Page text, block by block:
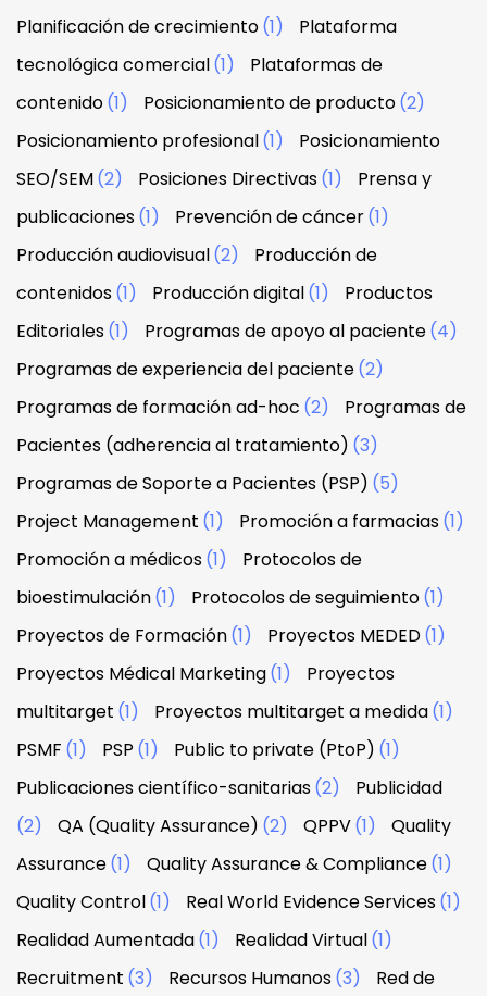
Planificación de crecimiento(1)
Plataforma
tecnológica comercial(1)
Plataformas de
contenido(1) Posicionamiento de producto(2)
Posicionamiento profesional(1)
Posicionamiento
SEO/SEM(2) Posiciones Directivas(1)
Prensa y
publicaciones(1) Prevención de cáncer(1)
Producción audiovisual(2)
Producción de
contenidos(1) Producción digital(1)
Productos
Editoriales(1) Programas de apoyo al paciente(4)
Programas de experiencia del paciente(2)
Programas de formación ad-hoc (2)
Programas de
Pacientes (adherencia al tratamiento) (3)
Programas de Soporte a Pacientes (PSP) (5)
Project Management (1) Promoción a farmacias(1)
Promoción a médicos(1)
Protocolos de
bioestimulación(1) Protocolos de seguimiento(1)
Proyectos de Formación(1) Proyectos MEDED(1)
Proyectos Médical Marketing(1)
Proyectos
multitarget (1) Proyectos multitarget a medida(1)
PSMF (1) PSP (1) Public to private (PtoP) (1)
Publicaciones científico-sanitarias(2)
Publicidad
(2)
QA (Quality Assurance) (2) QPPV(1)
Quality
Assurance(1) Quality Assurance & Compliance(1)
Quality Control(1) Real World Evidence Services(1)
Realidad Aumentada(1) Realidad Virtual(1)
Recruitment (3) Recursos Humanos(3)
Red de